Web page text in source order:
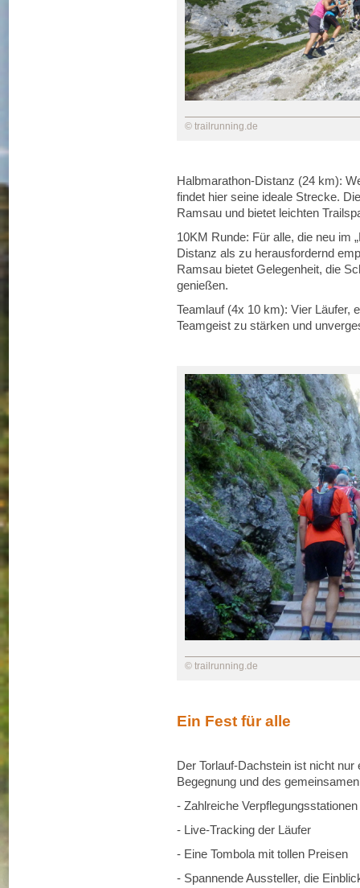
© trailrunning.de
Halbmarathon-Distanz (24 km):
findet hier seine ideale Strecke.
Ramsau und bietet leichten
10KM Runde: Für alle, die neu im
Distanz als zu herausfordernd
Ramsau bietet Gelegenheit, die
genießen.
Teamlauf (4x 10 km): Vier Läufer,
Teamgeist zu stärken und
© trailrunning.de
Ein Fest für alle
Der Torlauf-Dachstein ist nicht
Begegnung und des
- Zahlreiche
- Live-Tracking der Läufer
- Eine Tombola mit tollen Preisen
- Spannende Aussteller, die